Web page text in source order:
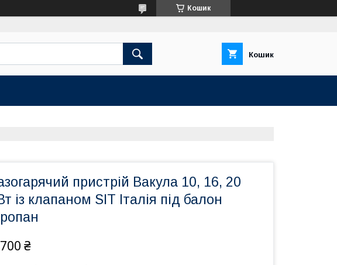
Кошик
Кошик
пристрій Вакула 10, 16, 20
із клапаном SIT Італія під балон
₴